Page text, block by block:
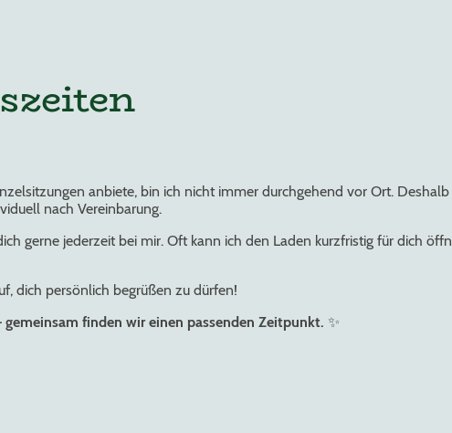
anbiete, bin ich nicht immer durchgehend vor Ort.
nach Vereinbarung.
gerne jederzeit bei mir. Oft kann ich den Laden kurzfristig für dich
dich persönlich begrüßen zu dürfen!
finden wir einen passenden Zeitpunkt. ✨